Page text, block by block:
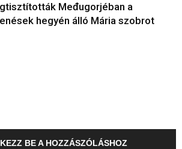
Međugorjéban a
hegyén álló Mária szobrot
BE A HOZZÁSZÓLÁSHOZ